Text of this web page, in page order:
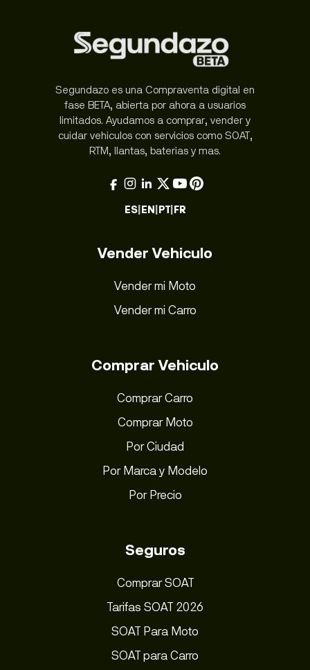
Segundazo es una Compraventa digital en
fase BETA, abierta por ahora a usuarios
limitados. Ayudamos a comprar, vender y
cuidar vehiculos con servicios como SOAT,
RTM, llantas, baterias y mas.
ES|EN|PT|FR
Vender Vehiculo
Vender mi Moto
Vender mi Carro
Comprar Vehiculo
Comprar Carro
Comprar Moto
Por Ciudad
Por Marca y Modelo
Por Precio
Seguros
Comprar SOAT
Tarifas SOAT 2026
SOAT Para Moto
SOAT para Carro